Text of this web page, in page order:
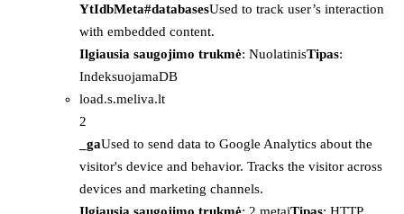
YtIdbMeta#databasesUsed to track user’s interaction
with embedded content.
Ilgiausia saugojimo trukmė: NuolatinisTipas:
IndeksuojamaDB
load.s.meliva.lt
2
_gaUsed to send data to Google Analytics about the
visitor's device and behavior. Tracks the visitor across
devices and marketing channels.
Ilgiausia saugojimo trukmė: 2 metaiTipas: HTTP